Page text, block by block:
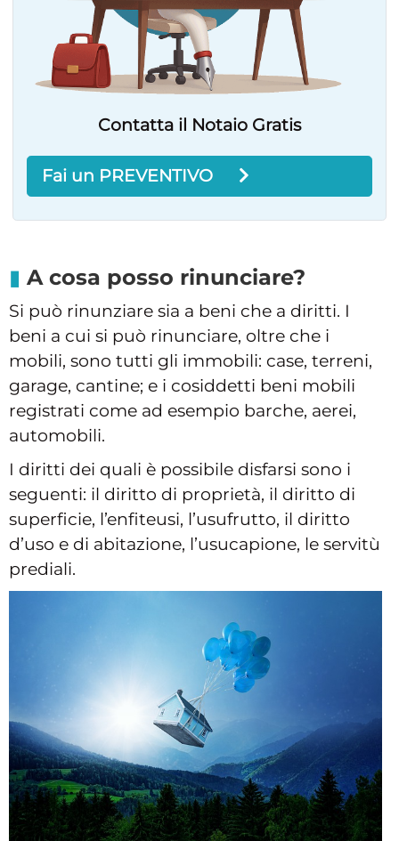
Contatta il Notaio Gratis
Fai un PREVENTIVO
A cosa posso rinunciare?
Si può rinunziare sia a beni che a diritti. I
beni a cui si può rinunciare, oltre che i
mobili, sono tutti gli immobili: case, terreni,
garage, cantine; e i cosiddetti beni mobili
registrati come ad esempio barche, aerei,
automobili.
I diritti dei quali è possibile disfarsi sono i
seguenti: il diritto di proprietà, il diritto di
superficie, l’enfiteusi, l’usufrutto, il diritto
d’uso e di abitazione, l’usucapione, le servitù
prediali.